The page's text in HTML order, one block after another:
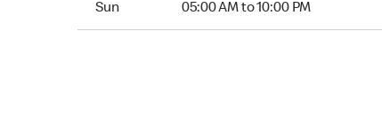
Sun 05:00 AM to 10:00 PM